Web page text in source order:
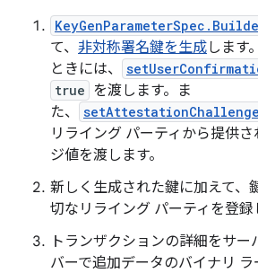
て、 非対称署名鍵を生成します
ときには、
true を渡します。ま
た、
リライング パーティから提供
ジ値を渡します。
新しく生成された鍵に加えて、
切なリライング パーティを登録
トランザクションの詳細をサー
バーで追加データのバイナリ